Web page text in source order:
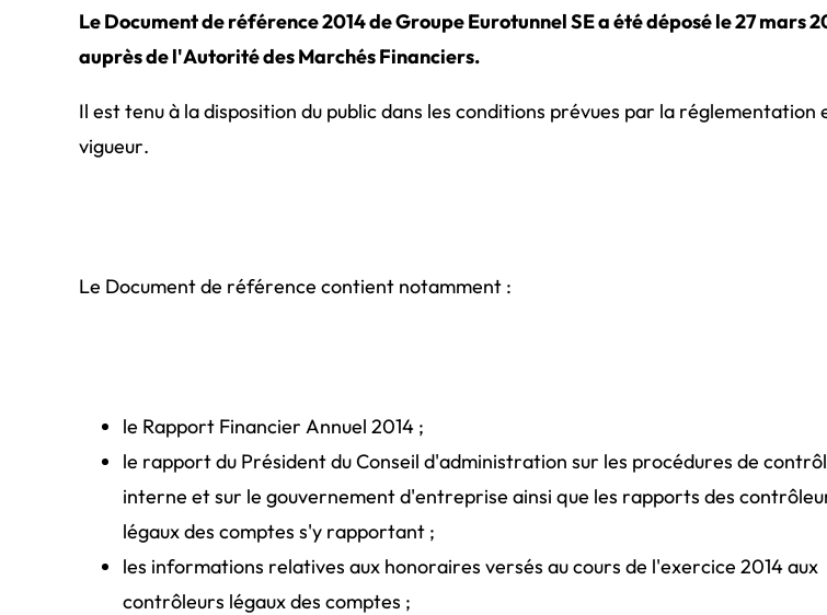
Le Document de référence 2014 de Groupe Eurotunnel SE a été déposé le 27 mars
auprès de l'Autorité des Marchés Financiers.
Il est tenu à la disposition du public dans les conditions prévues par la réglementation
vigueur.
Le Document de référence contient notamment :
le Rapport Financier Annuel 2014 ;
le rapport du Président du Conseil d'administration sur les procédures de
interne et sur le gouvernement d'entreprise ainsi que les rapports des
légaux des comptes s'y rapportant ;
les informations relatives aux honoraires versés au cours de l'exercice 2014 aux
contrôleurs légaux des comptes ;